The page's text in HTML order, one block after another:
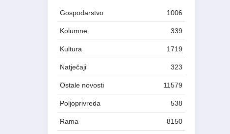
Gospodarstvo 1006
Kolumne 339
Kultura 1719
Natječaji 323
Ostale novosti 11579
Poljoprivreda 538
Rama 8150